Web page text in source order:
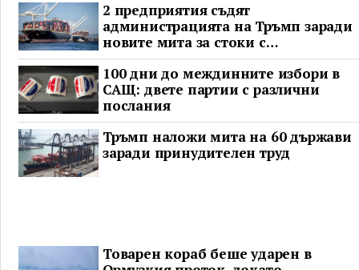
2 предприятия съдят
администрацията на Тръмп заради
новите мита за стоки с
принудителен труд
100 дни до междинните избори в
САЩ: двете партии с различни
послания
Тръмп наложи мита на 60 държави
заради принудителен труд
Товарен кораб беше ударен в